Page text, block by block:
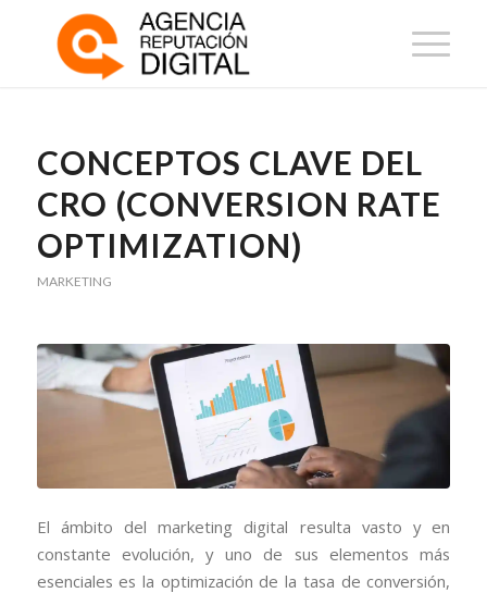
CONCEPTOS CLAVE DEL
CRO (CONVERSION RATE
OPTIMIZATION)
MARKETING
El ámbito del marketing digital resulta vasto y en
constante evolución, y uno de sus elementos más
esenciales es la optimización de la tasa de conversión,